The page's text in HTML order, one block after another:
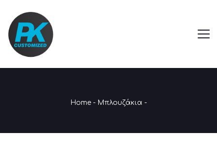
Home - Μπλουζάκια -